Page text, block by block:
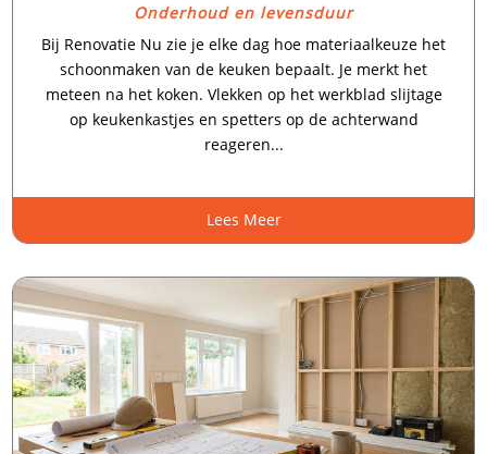
Onderhoud en levensduur
Bij Renovatie Nu zie je elke dag hoe materiaalkeuze het
schoonmaken van de keuken bepaalt.​ Je merkt het
meteen na het koken.​ Vlekken op het werkblad slijtage
op keukenkastjes en spetters op de achterwand
reageren...
Lees Meer